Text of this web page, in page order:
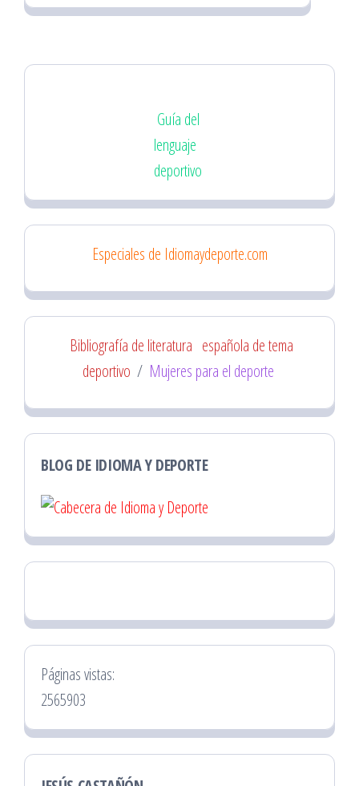
Guía del
lenguaje
deportivo
Especiales de Idiomaydeporte.com
Bibliografía de literatura española de tema
deportivo / Mujeres para el deporte
BLOG DE IDIOMA Y DEPORTE
Páginas vistas:
2565903